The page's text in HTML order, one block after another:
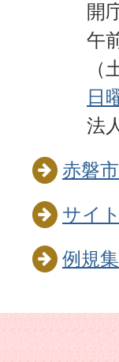
開
午
日
法
赤磐
サイ
例規集